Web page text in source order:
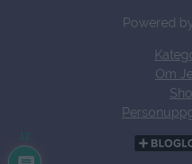
Powered
Om